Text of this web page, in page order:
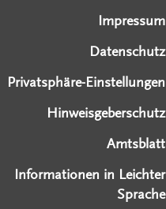
Impressum
Datenschutz
Privatsphäre-Einstellungen
Hinweisgeberschutz
Amtsblatt
Informationen in Leichter
Sprache